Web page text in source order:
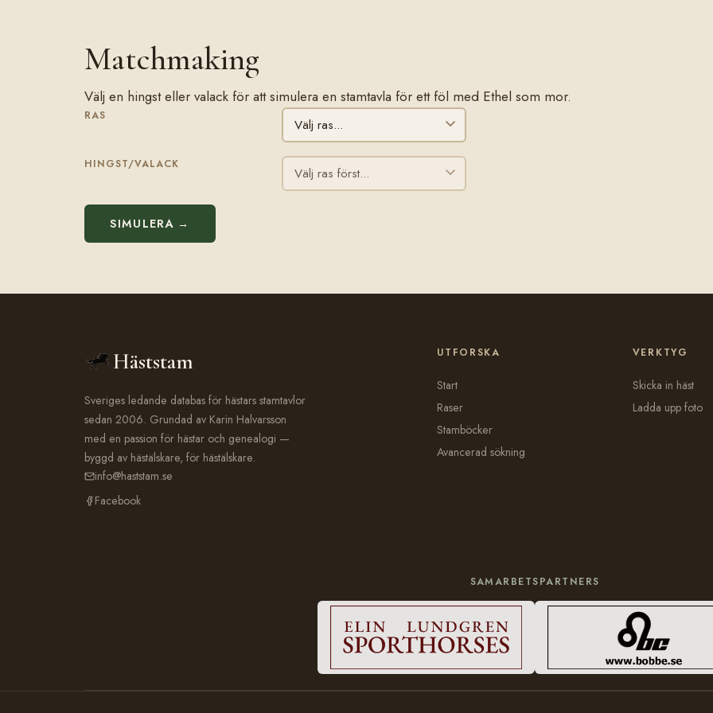
Matchmaking
Välj en hingst eller valack för att simulera en stamtavla för ett föl med Ethel som mor.
RAS
HINGST/VALACK
SIMULERA →
Häststam
Sveriges ledande databas för hästars stamtavlor
sedan 2006. Grundad av Karin Halvarsson
med en passion för hästar och genealogi —
byggd av hästälskare, för hästälskare.
info@haststam.se
Facebook
UTFORSKA
Start
Raser
Stamböcker
Avancerad sökning
VERKTYG
Skicka in häst
Ladda upp foto
SAMARBETSPARTNERS